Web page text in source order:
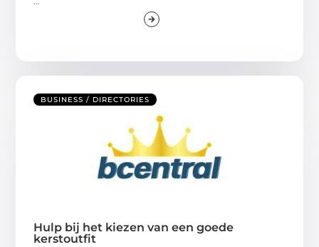
BUSINESS / DIRECTORIES
Hulp bij het kiezen van een goede
kerstoutfit